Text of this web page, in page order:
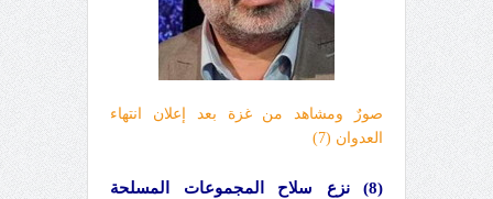
صورٌ ومشاهد من غزة بعد إعلان انتهاء
العدوان (7)
(8) نزع سلاح المجموعات المسلحة